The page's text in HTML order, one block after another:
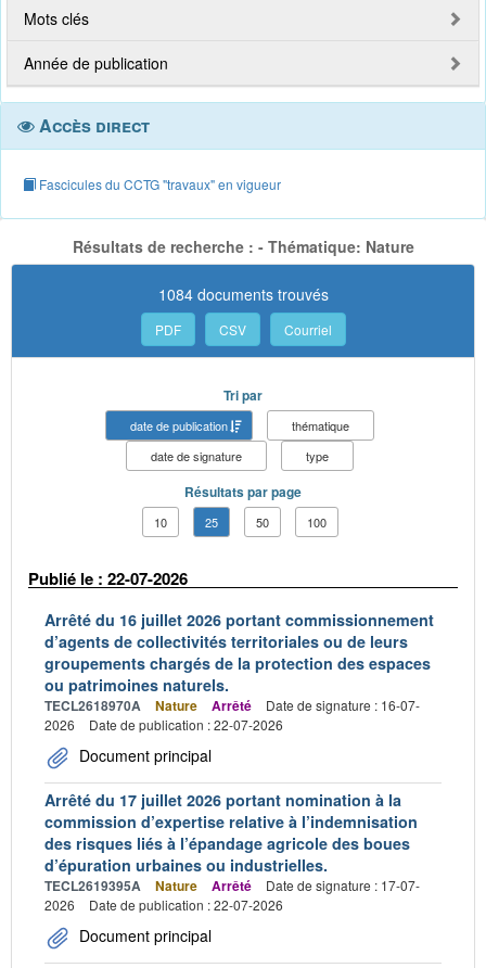
Mots clés
Année de publication
Accès direct
Fascicules du CCTG "travaux" en vigueur
Résultats de recherche : - Thématique: Nature
1084 documents trouvés
PDF CSV Courriel
Tri par
date de publication
thématique
date de signature
type
Résultats par page
10 25 50 100
Publié le : 22-07-2026
Arrêté du 16 juillet 2026 portant commissionnement
d’agents de collectivités territoriales ou de leurs
groupements chargés de la protection des espaces
ou patrimoines naturels.
TECL2618970A Nature Arrêté
Date de signature : 16-07-
2026
Date de publication : 22-07-2026
Document principal
Arrêté du 17 juillet 2026 portant nomination à la
commission d’expertise relative à l’indemnisation
des risques liés à l’épandage agricole des boues
d’épuration urbaines ou industrielles.
TECL2619395A Nature Arrêté
Date de signature : 17-07-
2026
Date de publication : 22-07-2026
Document principal